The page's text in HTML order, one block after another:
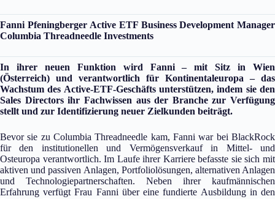
Fanni Pfeningberger Active ETF Business Development Manager
Columbia Threadneedle Investments
In ihrer neuen Funktion wird Fanni – mit Sitz in Wien
(Österreich) und verantwortlich für Kontinentaleuropa – das
Wachstum des Active-ETF-Geschäfts unterstützen, indem sie den
Sales Directors ihr Fachwissen aus der Branche zur Verfügung
stellt und zur Identifizierung neuer Zielkunden beiträgt.
Bevor sie zu Columbia Threadneedle kam, Fanni war bei BlackRock
für den institutionellen und Vermögensverkauf in Mittel- und
Osteuropa verantwortlich. Im Laufe ihrer Karriere befasste sie sich mit
aktiven und passiven Anlagen, Portfoliolösungen, alternativen Anlagen
und Technologiepartnerschaften. Neben ihrer kaufmännischen
Erfahrung verfügt Frau Fanni über eine fundierte Ausbildung in den